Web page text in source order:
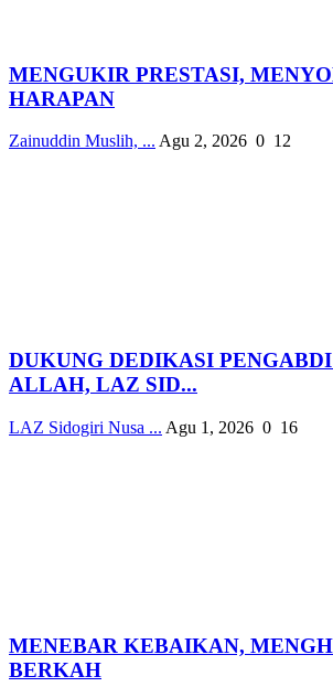
MENGUKIR PRESTASI,
HARAPAN
Zainuddin Muslih, ... Agu 2, 2026 0 12
DUKUNG DEDIKASI
ALLAH, LAZ SID...
LAZ Sidogiri Nusa ... Agu 1, 2026 0 16
MENEBAR KEBAIKAN,
BERKAH